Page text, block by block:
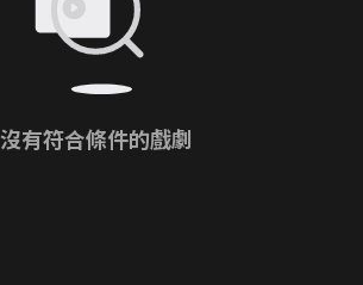
沒有符合條件的戲劇